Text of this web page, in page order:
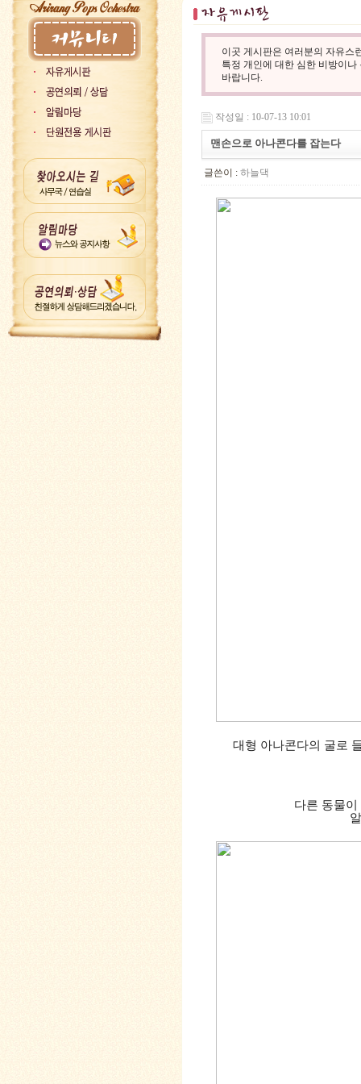
이곳 게시판은 여러분의 자유스
특정 개인에 대한 심한 비방이
바랍니다.
작성일 : 10-07-13 10:01
맨손으로 아나콘다를 잡는다
글쓴이 : 하늘댁
대형 아나콘다의 굴로
다른 동물